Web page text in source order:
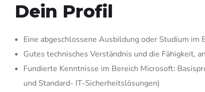
Dein Profil
Eine abgeschlossene Ausbildung oder Studium
Gutes technisches Verständnis und die Fähigkeit,
Fundierte Kenntnisse im Bereich Microsoft:
und Standard- IT-Sicherheitslösungen)